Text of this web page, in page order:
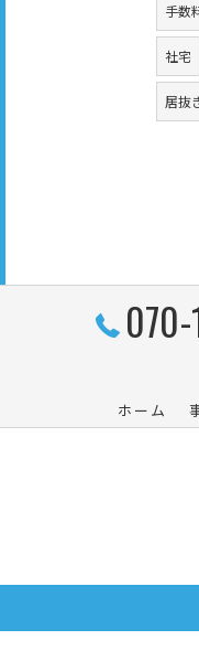
手数
社宅
居抜
070-
ホーム